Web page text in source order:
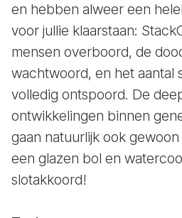
en hebben alweer een
voor jullie klaarstaan:
mensen overboord, de
wachtwoord, en het
volledig ontspoord. De
ontwikkelingen binnen
gaan natuurlijk ook
een glazen bol en
slotakkoord!